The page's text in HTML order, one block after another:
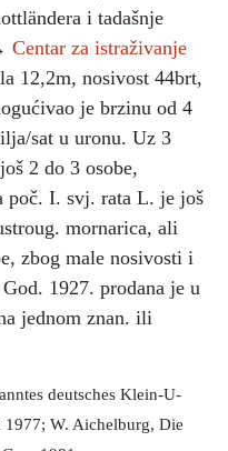
i tadašnje
Centar za istraživanje
12,2m, nosivost 44brt,
je brzinu od 4
sat u uronu. Uz 3
2 do 3 osobe,
poč. I. svj. rata L. je još
mornarica, ali
zbog male nosivosti i
1927. prodana je u
jednom znan. ili
deutsches Klein-U-
W. Aichelburg, Die